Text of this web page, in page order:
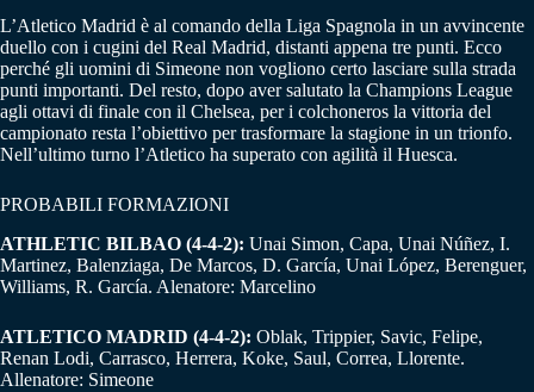
L’Atletico Madrid è al comando della Liga Spagnola in un avvincente
duello con i cugini del Real Madrid, distanti appena tre punti. Ecco
perché gli uomini di Simeone non vogliono certo lasciare sulla strada
punti importanti. Del resto, dopo aver salutato la Champions League
agli ottavi di finale con il Chelsea, per i colchoneros la vittoria del
campionato resta l’obiettivo per trasformare la stagione in un trionfo.
Nell’ultimo turno l’Atletico ha superato con agilità il Huesca.
PROBABILI FORMAZIONI
ATHLETIC BILBAO (4-4-2): Unai Simon, Capa, Unai Núñez, I.
Martinez, Balenziaga, De Marcos, D. García, Unai López, Berenguer,
Williams, R. García. Alenatore: Marcelino
ATLETICO MADRID (4-4-2): Oblak, Trippier, Savic, Felipe,
Renan Lodi, Carrasco, Herrera, Koke, Saul, Correa, Llorente.
Allenatore: Simeone